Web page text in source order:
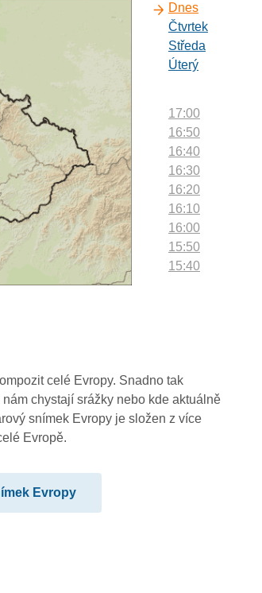
Dnes
Čtvrtek
Středa
Úterý
17:00
16:50
16:40
16:30
16:20
16:10
16:00
15:50
15:40
14:40
14:30
14:20
celé Evropy. Snadno tak
chystají srážky nebo kde aktuálně
snímek Evropy je složen z více
Evropě.
Evropy